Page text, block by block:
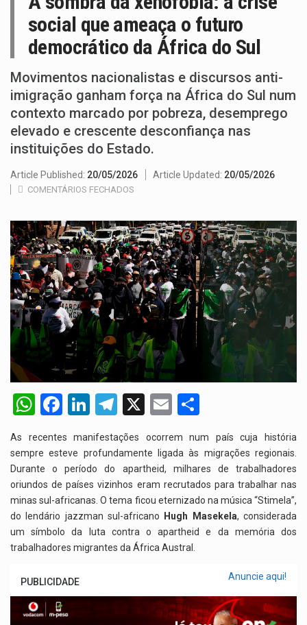
social que ameaça o futuro
democrático da África do Sul
Movimentos nacionalistas e discursos anti-
imigração ganham força na África do Sul num
contexto marcado por pobreza, desemprego
elevado e crescente desconfiança nas
instituições do Estado.
Article Published: 20/05/2026 Article Updated: 20/05/2026
COMENTÁRIOS FECHADOS
W
at
s
A
p
p
F
ce
b
o
o
k
Li
ke
dI
n
T
e
gr
a
m
X
E
ail ar
e
As recentes manifestações ocorrem num país cuja história
sempre esteve profundamente ligada às migrações regionais.
Durante o período do apartheid, milhares de trabalhadores
oriundos de países vizinhos eram recrutados para trabalhar nas
minas sul-africanas. O tema ficou eternizado na música “Stimela”,
do lendário jazzman sul-africano Hugh Masekela, considerada
um símbolo da luta contra o apartheid e da memória dos
trabalhadores migrantes da África Austral.
PUBLICIDADE Anuncie aqui!